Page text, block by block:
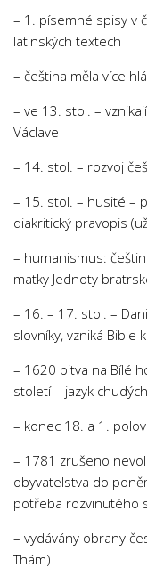
– 1. písemné spisy v
latinských textech
– čeština měla více
– ve 13. stol. –
Václave
– 14. stol. – rozvoj
– 15. stol. – husité –
diakritický pravopis
– humanismus:
matky Jednoty
– 16. – 17. stol. –
slovníky, vzniká Bible
– 1620 bitva na Bílé
století – jazyk
– konec 18. a 1.
– 1781 zrušeno
obyvatelstva do
potřeba rozvinutého
– vydávány obrany
Thám)